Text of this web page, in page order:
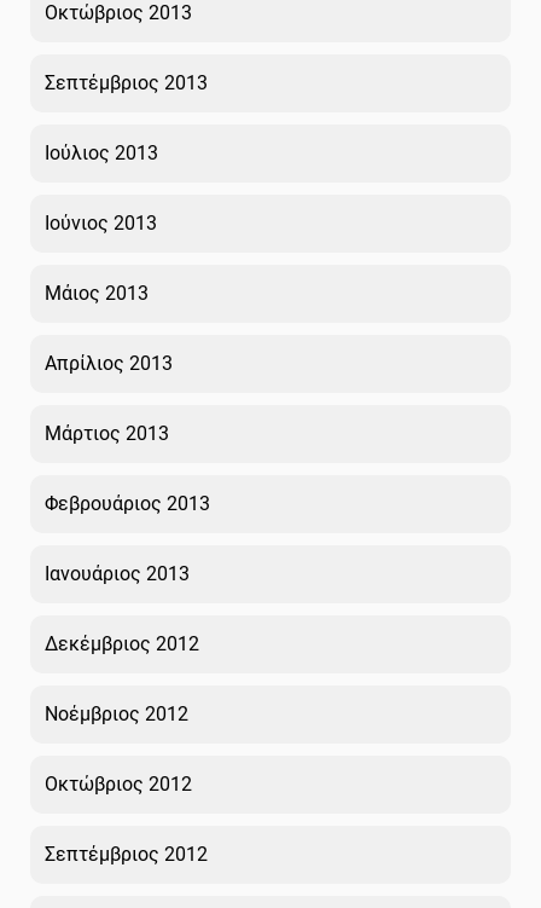
Οκτώβριος 2013
Σεπτέμβριος 2013
Ιούλιος 2013
Ιούνιος 2013
Μάιος 2013
Απρίλιος 2013
Μάρτιος 2013
Φεβρουάριος 2013
Ιανουάριος 2013
Δεκέμβριος 2012
Νοέμβριος 2012
Οκτώβριος 2012
Σεπτέμβριος 2012